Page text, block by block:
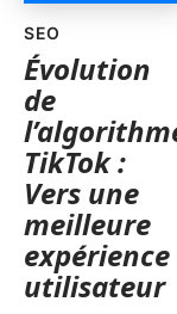
SEO
Évolution
de
TikTok :
Vers une
meilleure
expérience
utilisateur